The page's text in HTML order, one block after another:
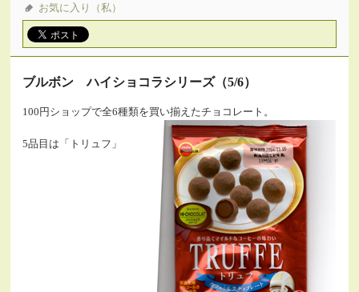
お気に入り（私）
ブルボン ハイショコラシリーズ（5/6）
100円ショップで全6種類を買い揃えたチョコレート。
5品目は「トリュフ」